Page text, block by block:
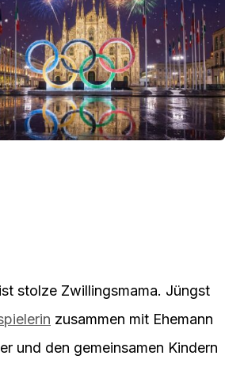
stolze Zwillingsmama. Jüngst
zusammen mit Ehemann
und den gemeinsamen Kindern